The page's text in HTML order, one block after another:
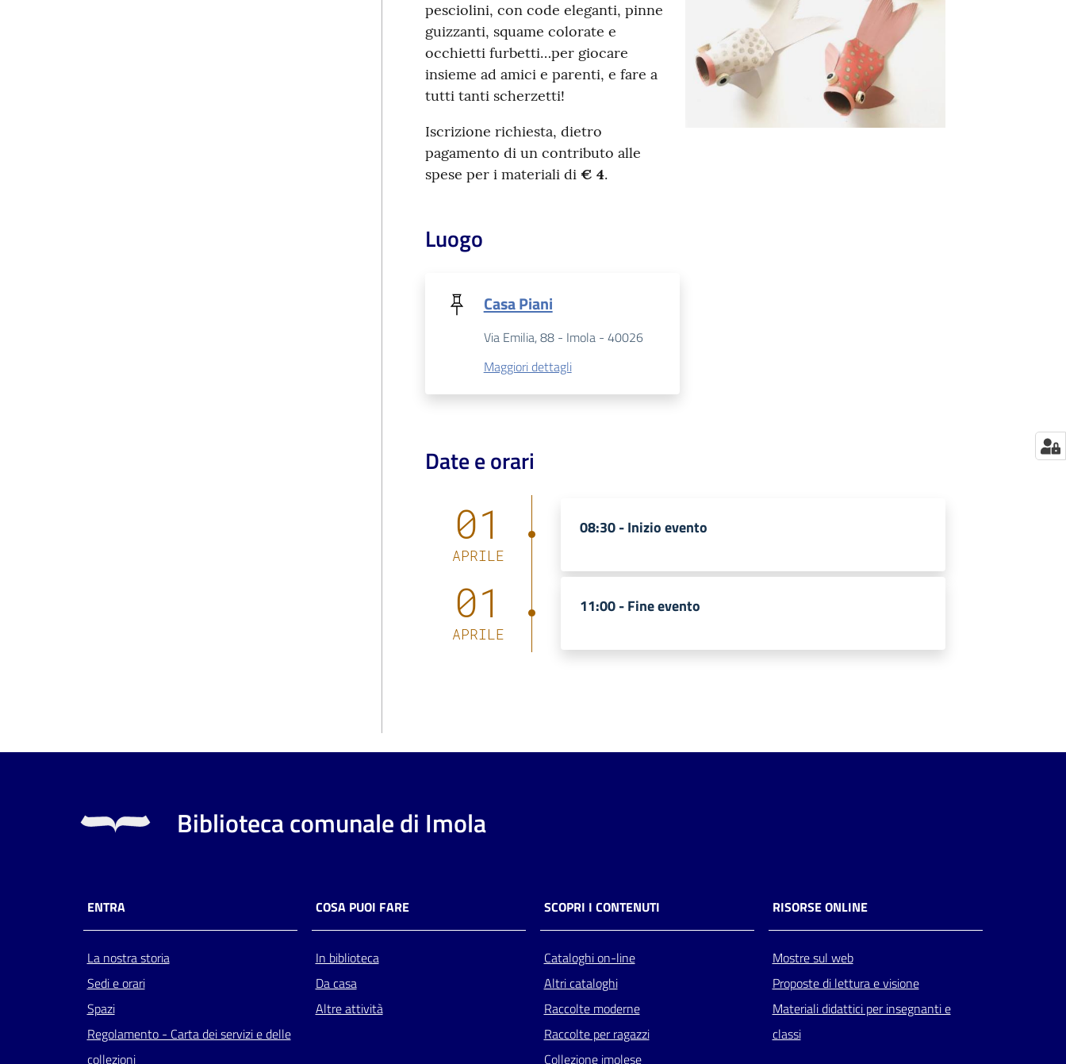
pesciolini, con code eleganti, pinne
guizzanti, squame colorate e
occhietti furbetti…per giocare
insieme ad amici e parenti, e fare a
tutti tanti scherzetti!
Iscrizione richiesta, dietro
pagamento di un contributo alle
spese per i materiali di € 4.
Luogo
Casa Piani
Via Emilia, 88 - Imola - 40026
Maggiori dettagli
Date e orari
01
APRILE
08:30 -Inizio evento
01
APRILE
11:00 -Fine evento
Biblioteca comunale di Imola
ENTRA
La nostra storia
Sedi e orari
Spazi
Regolamento - Carta dei servizi e delle
collezioni
COSA PUOI FARE
In biblioteca
Da casa
Altre attività
SCOPRI I CONTENUTI
Cataloghi on-line
Altri cataloghi
Raccolte moderne
Raccolte per ragazzi
Collezione imolese
RISORSE ONLINE
Mostre sul web
Proposte di lettura e visione
Materiali didattici per insegnanti e
classi